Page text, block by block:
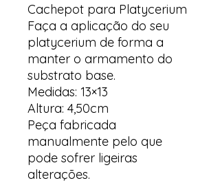
Cachepot para Platycerium
Faça a aplicação do seu
platycerium de forma a
manter o armamento do
substrato base.
Medidas: 13×13
Altura: 4,50cm
Peça fabricada
manualmente pelo que
pode sofrer ligeiras
alterações.